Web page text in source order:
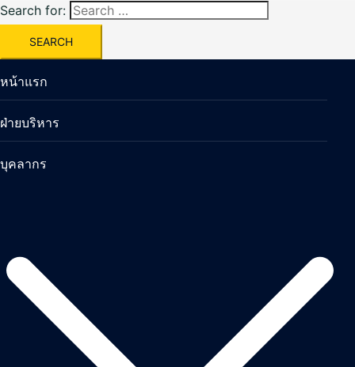
Search for:
หน้าแรก
ฝ่ายบริหาร
บุคลากร